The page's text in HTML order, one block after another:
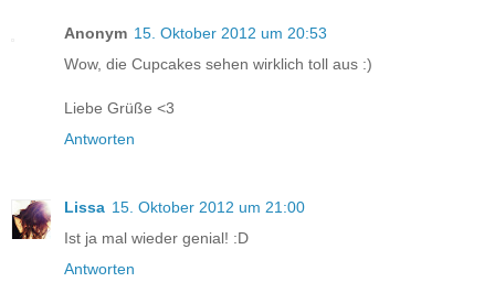
Anonym 15. Oktober 2012 um 20:53
Wow, die Cupcakes sehen wirklich toll aus :)
Liebe Grüße <3
Antworten
Lissa 15. Oktober 2012 um 21:00
Ist ja mal wieder genial! :D
Antworten